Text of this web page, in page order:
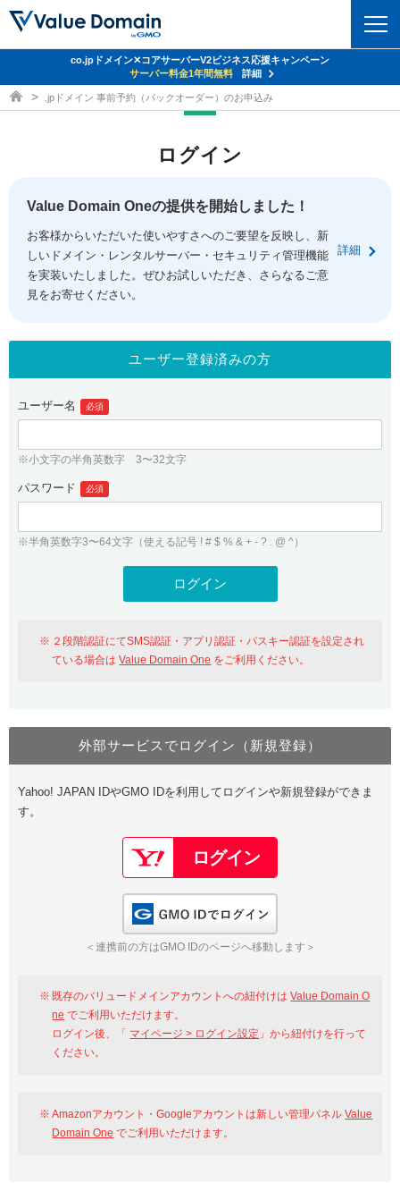
ドメイントップ
ドメイン移管
ドメイン価格一覧
ドメイン一括検索
.jpドメインオークション
gTLDオークション NEW!
.jpドメインバックオーダー
プレミアムドメイン
人気ドメインの種類
WHOIS検索
コアサーバー
バリューサーバー
XREA
セキュリティトップ
Value Domain ネットde診断
SSL証明書
サービストップ
お得意様割引
紹介制度
バリュードメインAPI
ドメイン・ホスティングOEM
facebook
ログイン
従来のバリュードメインをご利用希望の方
Value Domainにログイン
おすすめ One レンタルサーバーを含む最新の機能を使う方
Value Domain Oneにログイン
Google
GMO ID Amazon
※AmazonはValue Domain Oneのログイン画面へ遷移します
ユーザー登録
Value Domain Oneアカウント作成
以下でも登録可能
Google Yahoo!
GMO ID
co.jpドメイン✕コアサーバーV2ビジネス応援キャンペーン
サーバー料金1年間無料
詳細
ドメイン取得ならバリュードメイン
.jpドメイン 事前予約（バックオーダー）のお申込み
ログイン
Value Domain Oneの提供を開始しました！
お客様からいただいた使いやすさへのご要望を反映し、新
しいドメイン・レンタルサーバー・セキュリティ管理機能
を実装いたしました。ぜひお試しいただき、さらなるご意
見をお寄せください。
詳細
ユーザー登録済みの方
ユーザー名 必須
※小文字の半角英数字 3〜32文字
パスワード 必須
※半角英数字3〜64文字（使える記号 ! # $ % & + - ? . @ ^）
２段階認証にてSMS認証・アプリ認証・パスキー認証を設定され
ている場合はValue Domain One をご利用ください。
外部サービスでログイン（新規登録）
Yahoo! JAPAN IDやGMO IDを利用してログインや新規登録ができま
す。
＜連携前の方はGMO IDのページへ移動します＞
既存のバリュードメインアカウントへの紐付けはValue Domain O
ne でご利用いただけます。
ログイン後、「 マイページ > ログイン設定 」から紐付けを行って
ください。
Amazonアカウント・Googleアカウントは新しい管理パネルValue
Domain One でご利用いただけます。